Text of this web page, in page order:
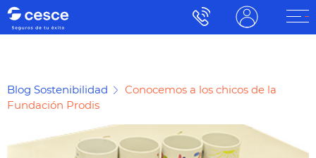
Blog Sostenibilidad
Conocemos a los chicos de la
Fundación Prodis